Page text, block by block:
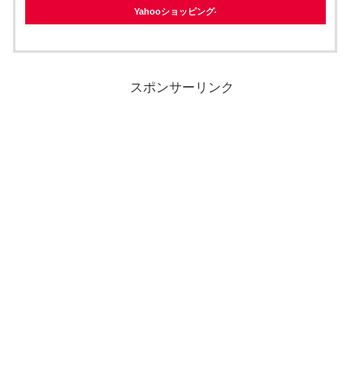
Yahooショッピング
スポンサーリンク